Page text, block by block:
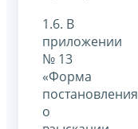
1.6. В
приложении
№ 13
«Форма
постановления
о